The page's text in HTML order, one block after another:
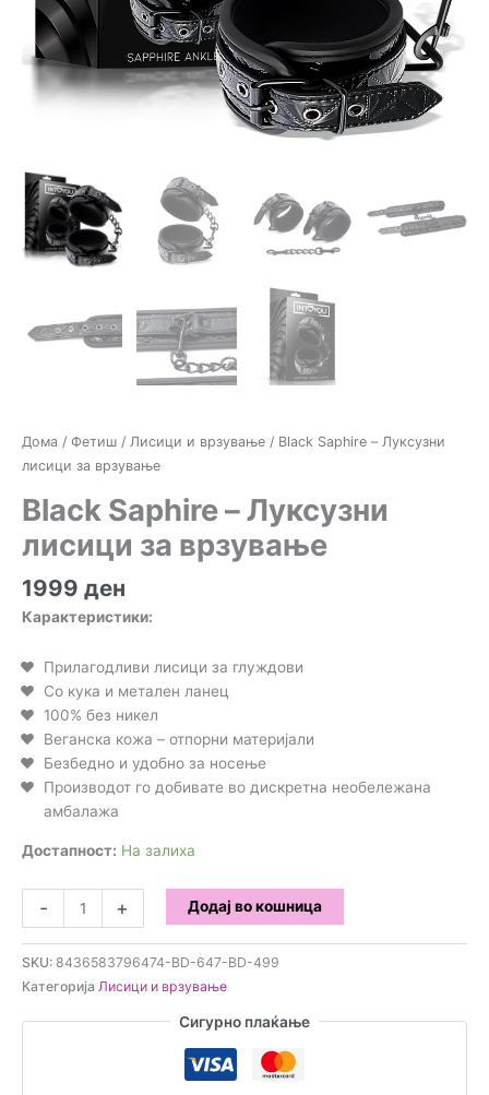
Дома / Фетиш / Лисици и врзување / Black Saphire – Луксузни
лисици за врзување
Black Saphire – Луксузни
лисици за врзување
1999 ден
Карактеристики:
Прилагодливи лисици за глуждови
Со кука и метален ланец
100% без никел
Веганска кожа – отпорни материјали
Безбедно и удобно за носење
Производот го добивате во дискретна необележана
амбалажа
Достапност: На залиха
-
Saphire
-
Луксузни
лисици
за
+ Додај во кошница
SKU: 8436583796474-BD-647-BD-499
Категорија Лисици и врзување
Сигурно плаќање